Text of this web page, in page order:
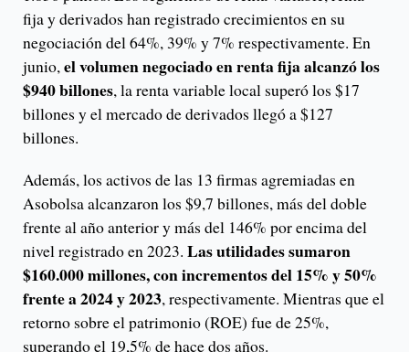
fija y derivados han registrado crecimientos en su
negociación del 64%, 39% y 7% respectivamente. En
junio,el volumen negociado en renta fija alcanzó los
$940 billones, la renta variable local superó los $17
billones y el mercado de derivados llegó a $127
billones.
Además, los activos de las 13 firmas agremiadas en
Asobolsa alcanzaron los $9,7 billones, más del doble
frente al año anterior y más del 146% por encima del
nivel registrado en 2023. Las utilidades sumaron
$160.000 millones, con incrementos del 15% y 50%
frente a 2024 y 2023, respectivamente. Mientras que el
retorno sobre el patrimonio (ROE) fue de 25%,
superando el 19,5% de hace dos años.